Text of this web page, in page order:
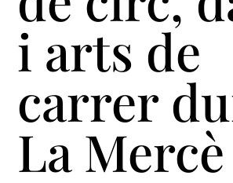
i arts de
carrer
La Mercè